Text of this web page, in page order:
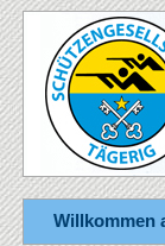
Willkommen